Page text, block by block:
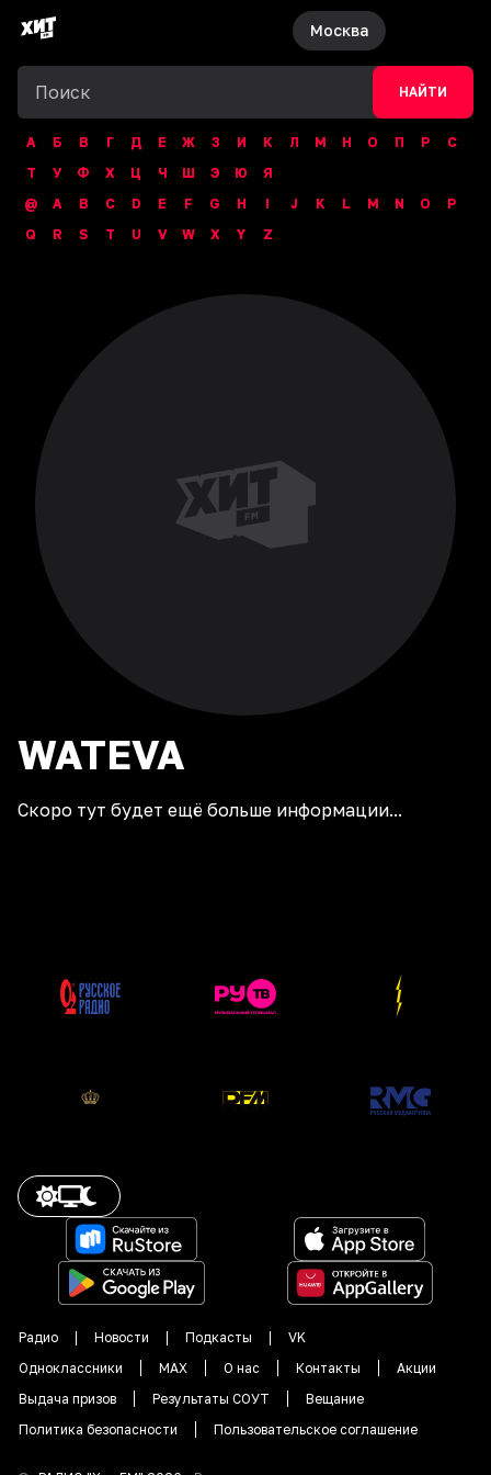
Москва
НАЙТИ
А Б В Г Д Е Ж З И К Л М Н О П Р
С
Т
У Ф Х Ц Ч Ш Э Ю
Я
@
A B C D E F G H I J K L M N O
P
Q
R S T U V W X Y Z
WATEVA
Скоро тут будет ещё больше информации...
Радио Новости Подкасты
VK
Одноклассники
MAX О нас Контакты
Акции
Выдача призов
Результаты СОУТ
Вещание
Политика безопасности
Пользовательское соглашение